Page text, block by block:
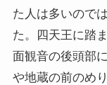
た人は多いので
た。四天王に踏
面観音の後頭部
や地蔵の前のめ